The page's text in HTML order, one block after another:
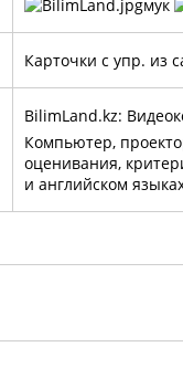
Карточки с упр. из
BilimLand.kz:
Компьютер,
оценивания,
и английском